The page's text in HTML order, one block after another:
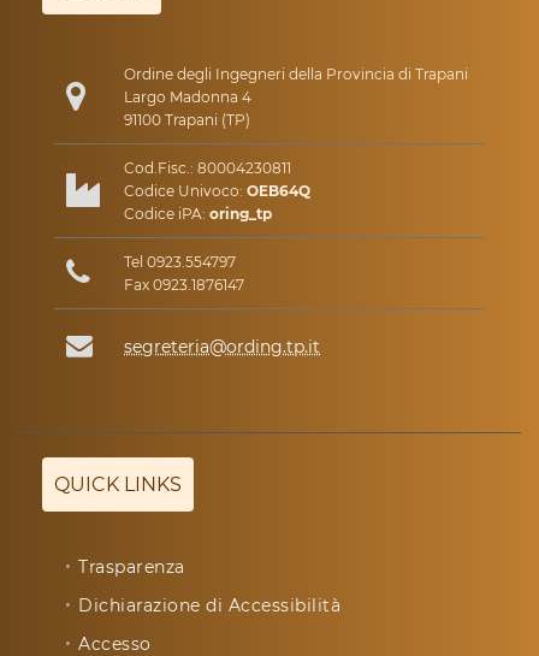
Ordine degli Ingegneri della Provincia di Trapani
Largo Madonna 4
91100 Trapani (TP)
Cod.Fisc.: 80004230811
Codice Univoco: OEB64Q
Codice iPA: oring_tp
Tel 0923.554797
Fax 0923.1876147
segreteria@ording.tp.it
QUICK LINKS
Trasparenza
Dichiarazione di Accessibilità
Accesso